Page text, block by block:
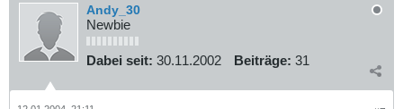
Andy_30
Newbie
Dabei seit: 30.11.2002 Beiträge: 31